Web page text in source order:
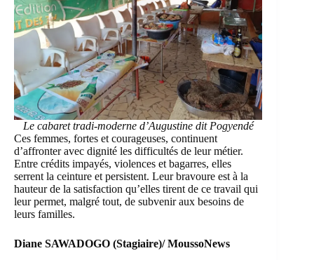
Le cabaret tradi-moderne d’Augustine dit Pogyendé
Ces femmes, fortes et courageuses, continuent
d’affronter avec dignité les difficultés de leur métier.
Entre crédits impayés, violences et bagarres, elles
serrent la ceinture et persistent. Leur bravoure est à la
hauteur de la satisfaction qu’elles tirent de ce travail qui
leur permet, malgré tout, de subvenir aux besoins de
leurs familles.
Diane SAWADOGO (Stagiaire)/ MoussoNews